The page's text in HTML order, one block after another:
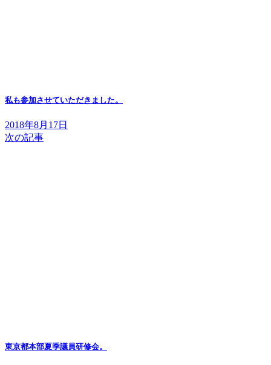
私も参加させていただきました。
2018年8月17日
次の記事
東京都本部夏季議員研修会。